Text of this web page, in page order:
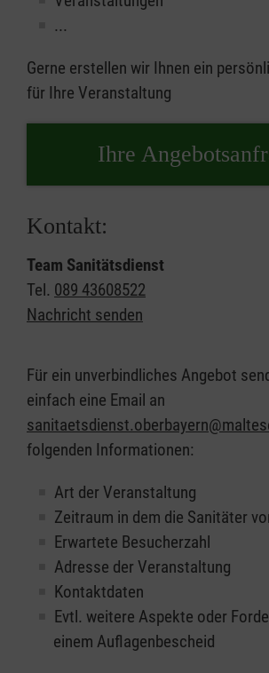
...
Gerne erstellen wir Ihnen ein
für Ihre Veranstaltung
Ihre
Kontakt:
Team Sanitätsdienst
Tel. 089 43608522
Nachricht senden
Für ein unverbindliches Angebot
einfach eine Email an
folgenden Informationen:
Art der Veranstaltung
Zeitraum in dem die Sanitäter
Erwartete Besucherzahl
Adresse der Veranstaltung
Kontaktdaten
Evtl. weitere Aspekte oder
einem Auflagenbescheid